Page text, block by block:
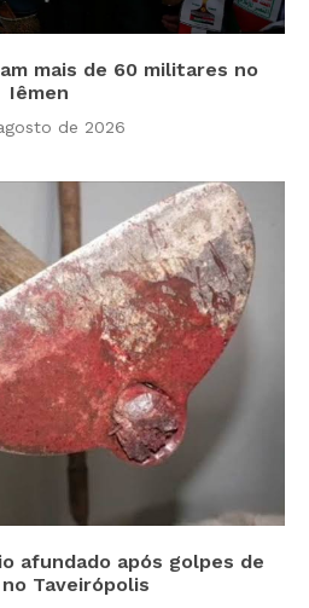
mais de 60 militares no
Iêmen
de 2026
afundado após golpes de
Taveirópolis